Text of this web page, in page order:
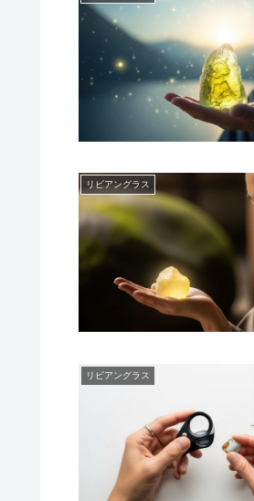
リビアングラス
リビアングラス